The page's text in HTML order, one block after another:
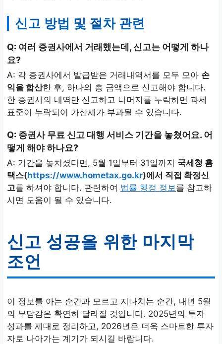
신고 방법 및 절차 관련
Q: 여러 증권사에서 거래했는데, 신고는 어떻게 하나
요?
A: 각 증권사에서 발급받은 거래내역서를 모두 모아 손
익을 합산한 후, 하나의 총 금액으로 신고해야 합니다.
한 증권사의 내역만 신고하고 나머지를 누락하면 과세
표준이 누락되어 가산세가 부과될 수 있습니다.
Q: 증권사 무료 신고 대행 서비스 기간을 놓쳤어요. 어
떻게 해야 하나요?
A: 기간을 놓치셨다면, 5월 1일부터 31일까지 국세청 홈
택스(https://www.hometax.go.kr)에서 직접 확정신
고를 하셔야 합니다. 관련하여 법률 행정 정보를 참고하
시면 도움이 될 수 있습니다.
신고 성공을 위한 마지막
조언
이 정보를 아는 순간과 모르고 지나치는 순간, 내년 5월
의 부담감은 확연히 달라질 것입니다. 2025년의 투자
성과를 제대로 정리하고, 2026년은 더욱 스마트한 투자
자로 나아가는 계기가 되시길 바랍니다.